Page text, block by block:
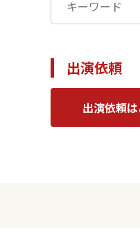
出演依頼
出演依頼